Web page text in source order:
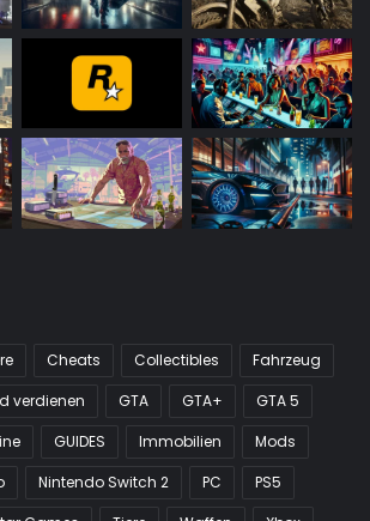
Cheats Collectibles
Fahrzeug
verdienen GTA GTA+
GTA 5
GUIDES Immobilien
Mods
Nintendo Switch 2 PC
PS5